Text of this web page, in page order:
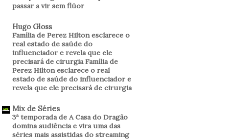
passar a vir sem flúor
Hugo Gloss
Família de Perez Hilton esclarece o
real estado de saúde do
influenciador e revela que ele
precisará de cirurgia Família de
Perez Hilton esclarece o real
estado de saúde do influenciador e
revela que ele precisará de cirurgia
Mix de Séries
3ª temporada de A Casa do Dragão
domina audiência e vira uma das
séries mais assistidas do streaming